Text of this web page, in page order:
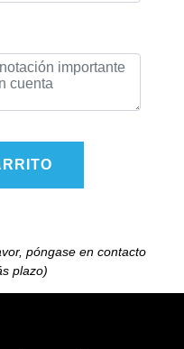
póngase en contacto
plazo)